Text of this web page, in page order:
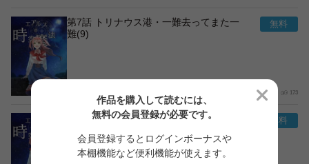
作品を購入して読むには、
無料の会員登録が必要です。
会員登録するとログインボーナスや
本棚機能など便利機能が使えます。
第7話 トリナウス港・一難去ってまた一
難(9)
173
第7話 トリナウス港・一難去ってまた一